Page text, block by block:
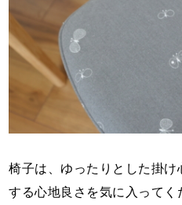
椅子は、ゆったりとした掛け
する心地良さを気に入って